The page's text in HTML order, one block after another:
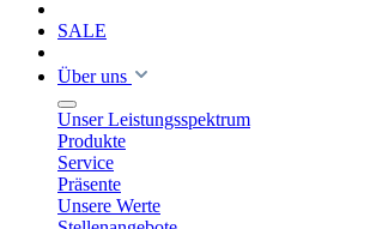
SALE
Über uns
Unser Leistungsspektrum
Produkte
Service
Präsente
Unsere Werte